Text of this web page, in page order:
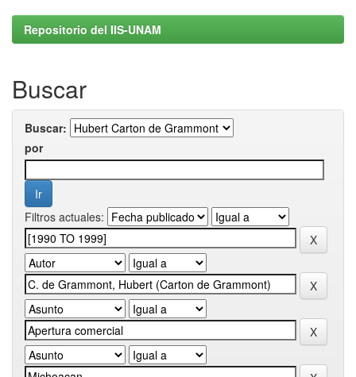
Repositorio del IIS-UNAM
Buscar
Buscar:
por
Filtros actuales: